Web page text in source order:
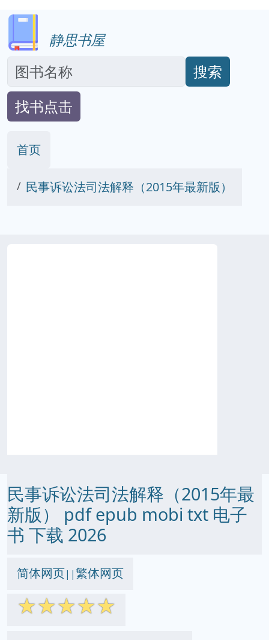
静思书屋
搜索
找书点击
首页
民事诉讼法司法解释（2015年最新版）
民事诉讼法司法解释（2015年最
新版） pdf epub mobi txt 电子
书 下载 2026
简体网页||繁体网页
☆☆☆☆☆